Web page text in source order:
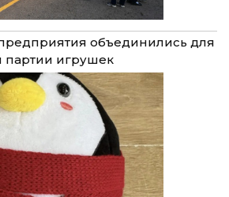
объединились для
партии игрушек